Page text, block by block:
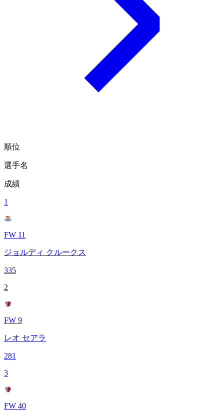
順位
選手名
成績
1
FW 11
ジョルディ クルークス
335
2
FW 9
レオ セアラ
281
3
FW 40